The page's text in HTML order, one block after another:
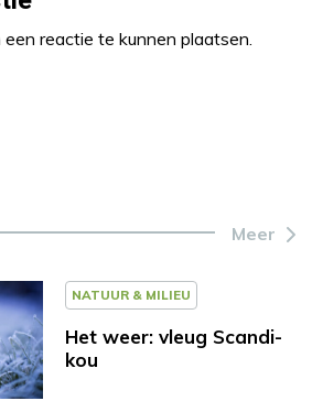
een reactie te kunnen plaatsen.
Meer
NATUUR & MILIEU
Het weer: vleug Scandi-
kou